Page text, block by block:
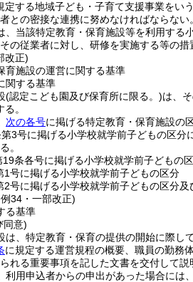
定する地域子ども・子育て支援事業をい
との密接な連携に努めなければならない。
、当該特定教育・保育施設等を利用す
の従業者に対し、研修を実施する等の措
改正)
育施設の運営に関する基準
関する基準
(認定こども園及び保育所に限る。)は、
。
次の各号に掲げる特定教育・保育施設の
3号に掲げる小学校就学前子どもの区
。
条各号に掲げる小学校就学前子どもの
号に掲げる小学校就学前子どもの区分
に掲げる小学校就学前子どもの区分
34・一部改正)
る基準
同意)
は、特定教育・保育の提供の開始に際
に規定する運営規程の概要、職員の勤務体
れる重要事項を記した文書を交付して
用申込者からの申出があった場合には、